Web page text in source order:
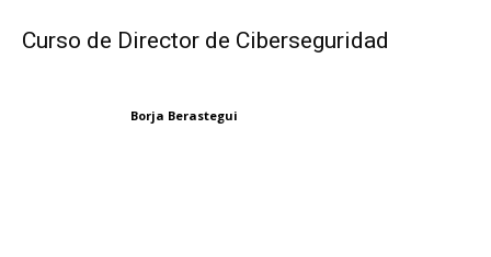
Curso de Director de Ciberseguridad
Borja Berastegui